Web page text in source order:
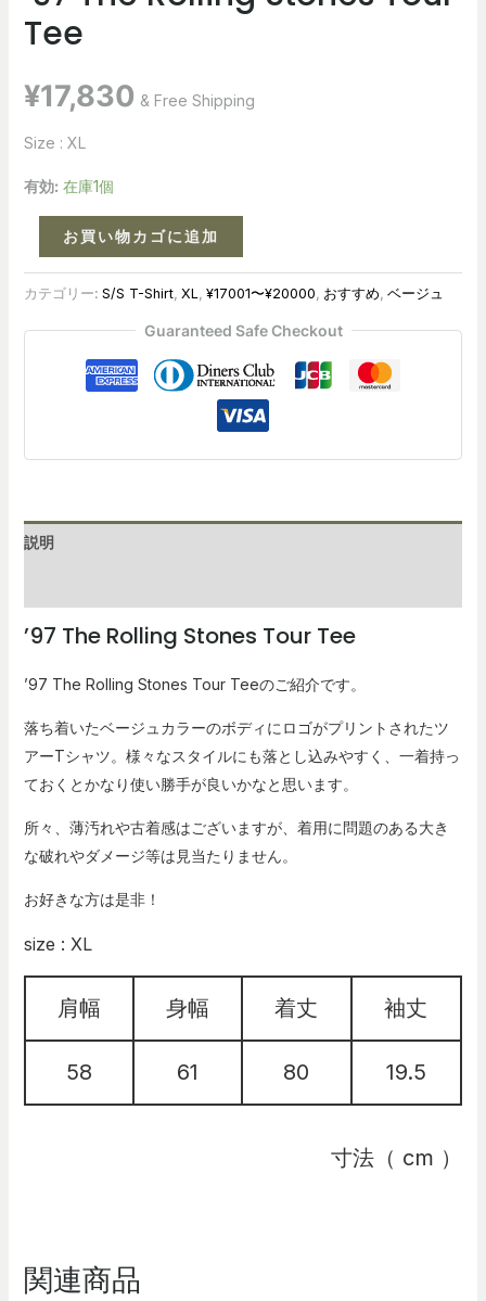
Tee
¥17,830 & Free Shipping
Size : XL
有効: 在庫1個
お買い物カゴに追加
カテゴリー: S/S T-Shirt, XL ¥17001〜¥20000 おすすめ ベージュ
Guaranteed Safe Checkout
説明
’97 The Rolling Stones Tour Tee
’97 The Rolling Stones Tour Teeのご紹介です。
落ち着いたベージュカラーのボディにロゴがプリントされたツ
アーTシャツ。様々なスタイルにも落とし込みやすく、一着持っ
ておくとかなり使い勝手が良いかなと思います。
所々、薄汚れや古着感はございますが、着用に問題のある大き
な破れやダメージ等は見当たりません。
お好きな方は是非！
size : XL
肩幅 身幅 着丈 袖丈
58 61 80 19.5
寸法（ cm ）
関連商品